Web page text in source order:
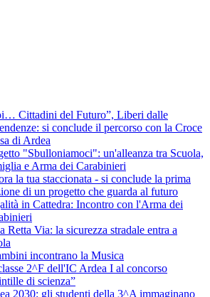
Cittadini del Futuro”, Liberi dalle
si conclude il percorso con la Croce
di Ardea
"Sbulloniamoci": un'alleanza tra Scuola,
e Arma dei Carabinieri
la tua staccionata - si conclude la prima
di un progetto che guarda al futuro
in Cattedra: Incontro con l'Arma dei
Retta Via: la sicurezza stradale entra a
incontrano la Musica
2^F dell'IC Ardea I al concorso
di scienza”
2030: gli studenti della 3^A immaginano